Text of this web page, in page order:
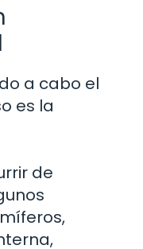
a cabo el
es la
de